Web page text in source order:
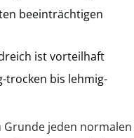
beeinträchtigen
ist vorteilhaft
trocken bis lehmig-
jeden normalen